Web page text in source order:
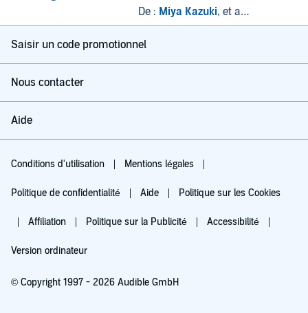
Volume 1
De : Miya Kazuki, et autres
Saisir un code promotionnel
Nous contacter
Aide
Conditions d'utilisation Mentions légales
Politique de confidentialité Aide Politique sur les Cookies
Affiliation Politique sur la Publicité Accessibilité
Version ordinateur
© Copyright 1997 - 2026 Audible GmbH